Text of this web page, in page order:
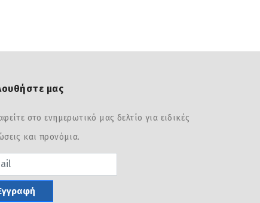
μας
στο ενημερωτικό μας δελτίο για ειδικές
και προνόμια.